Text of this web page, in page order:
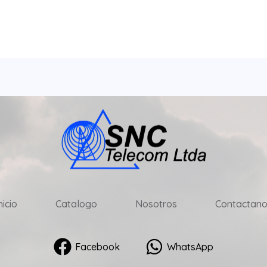
Catalogo Nosotros
Facebook WhatsApp